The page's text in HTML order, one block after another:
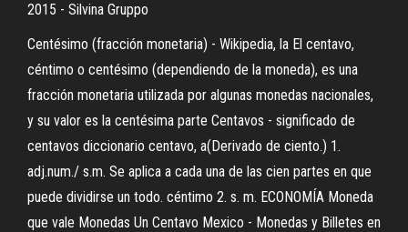
2015 - Silvina Gruppo
Centésimo (fracción monetaria) - Wikipedia, la El centavo,
céntimo o centésimo (dependiendo de la moneda), es una
fracción monetaria utilizada por algunas monedas nacionales,
y su valor es la centésima parte Centavos - significado de
centavos diccionario centavo, a(Derivado de ciento.) 1.
adj.num./ s.m. Se aplica a cada una de las cien partes en que
puede dividirse un todo. céntimo 2. s. m. ECONOMÍA Moneda
que vale Monedas Un Centavo Mexico - Monedas y Billetes en